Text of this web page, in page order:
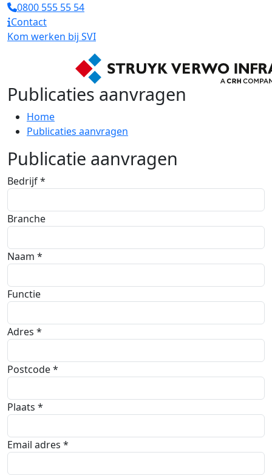
0800 555 55 54
Contact
Kom werken bij SVI
Publicaties aanvragen
Home
Publicaties aanvragen
Publicatie aanvragen
Bedrijf *
Branche
Naam *
Functie
Adres *
Postcode *
Plaats *
Email adres *